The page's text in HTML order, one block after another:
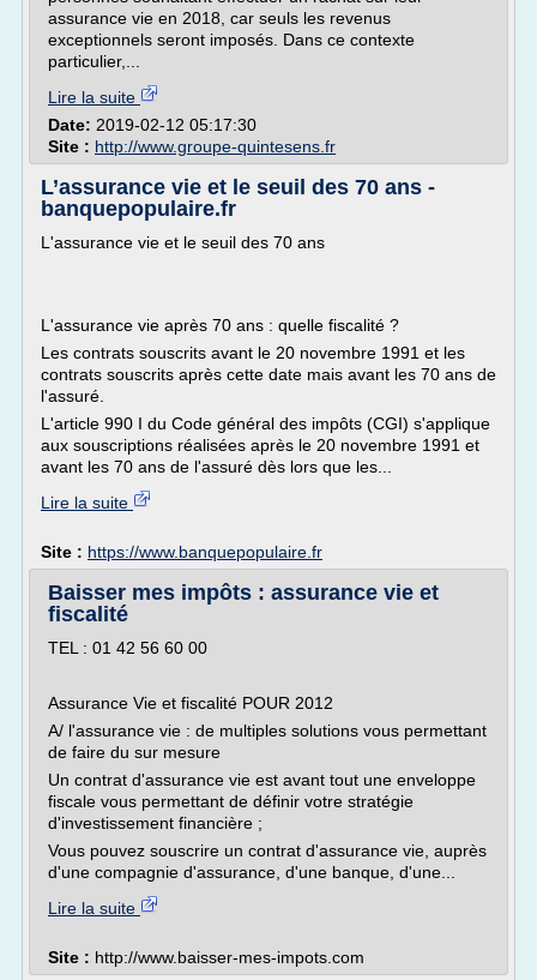
assurance vie en 2018, car seuls les revenus
exceptionnels seront imposés. Dans ce contexte
particulier,...
Lire la suite
Date: 2019-02-12 05:17:30
Site : http://www.groupe-quintesens.fr
L’assurance vie et le seuil des 70 ans -
banquepopulaire.fr
L'assurance vie et le seuil des 70 ans
L'assurance vie après 70 ans : quelle fiscalité ?
Les contrats souscrits avant le 20 novembre 1991 et les
contrats souscrits après cette date mais avant les 70 ans de
l'assuré.
L'article 990 I du Code général des impôts (CGI) s'applique
aux souscriptions réalisées après le 20 novembre 1991 et
avant les 70 ans de l'assuré dès lors que les...
Lire la suite
Site : https://www.banquepopulaire.fr
Baisser mes impôts : assurance vie et
fiscalité
TEL : 01 42 56 60 00
Assurance Vie et fiscalité POUR 2012
A/ l'assurance vie : de multiples solutions vous permettant
de faire du sur mesure
Un contrat d'assurance vie est avant tout une enveloppe
fiscale vous permettant de définir votre stratégie
d'investissement financière ;
Vous pouvez souscrire un contrat d'assurance vie, auprès
d'une compagnie d'assurance, d'une banque, d'une...
Lire la suite
Site : http://www.baisser-mes-impots.com